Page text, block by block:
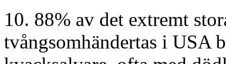
10. 88% av det extremt
tvångsomhändertas i USA